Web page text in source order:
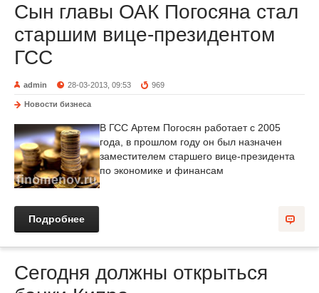
Сын главы ОАК Погосяна стал
старшим вице-президентом
ГСС
admin 28-03-2013, 09:53 969
Новости бизнеса
В ГСС Артем Погосян работает с 2005
года, в прошлом году он был назначен
заместителем старшего вице-президента
по экономике и финансам
Подробнее
Сегодня должны открыться